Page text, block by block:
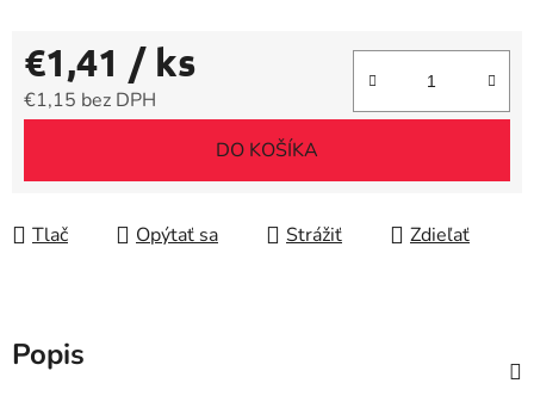
€1,41 / ks
€1,15 bez DPH
DO KOŠÍKA
Tlač Opýtať sa Strážiť Zdieľať
Popis